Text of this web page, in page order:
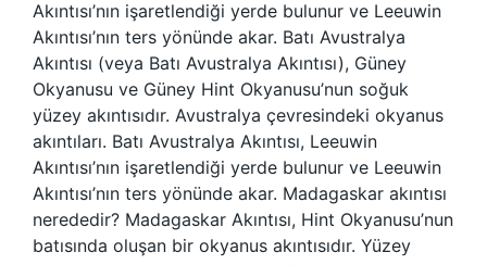
Akıntısı’nın işaretlendiği yerde bulunur ve Leeuwin
Akıntısı’nın ters yönünde akar. Batı Avustralya
Akıntısı (veya Batı Avustralya Akıntısı), Güney
Okyanusu ve Güney Hint Okyanusu’nun soğuk
yüzey akıntısıdır. Avustralya çevresindeki okyanus
akıntıları. Batı Avustralya Akıntısı, Leeuwin
Akıntısı’nın işaretlendiği yerde bulunur ve Leeuwin
Akıntısı’nın ters yönünde akar. Madagaskar akıntısı
nerededir? Madagaskar Akıntısı, Hint Okyanusu’nun
batısında oluşan bir okyanus akıntısıdır. Yüzey